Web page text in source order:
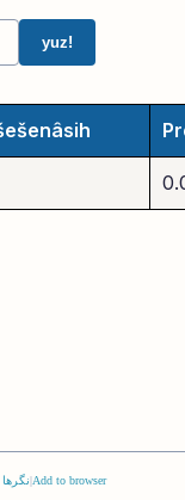
yuz!
|Add to browser